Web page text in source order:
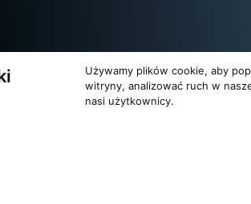
Używamy plików cookie, aby
witryny, analizować ruch w
nasi użytkownicy.